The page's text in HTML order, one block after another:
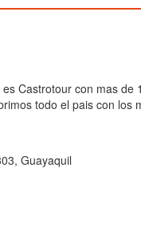
Castrotour con mas de
todo el pais con los
Guayaquil